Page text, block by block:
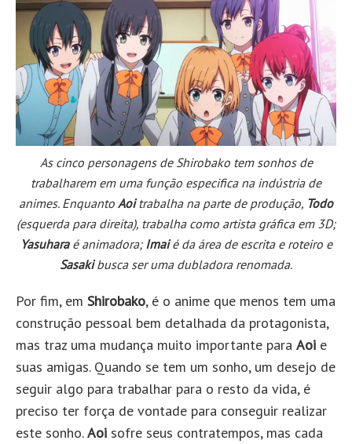
As cinco personagens de Shirobako tem sonhos de
trabalharem em uma função especifica na indústria de
animes. Enquanto Aoitrabalha na parte de produção, Todo
(esquerda para direita), trabalha como artista gráfica em 3D;
Yasuharaé animadora;Imaié da área de escrita e roteiro e
Sasakibusca ser uma dubladora renomada.
Por fim, em Shirobako, é o anime que menos tem uma
construção pessoal bem detalhada da protagonista,
mas traz uma mudança muito importante para Aoi e
suas amigas. Quando se tem um sonho, um desejo de
seguir algo para trabalhar para o resto da vida, é
preciso ter força de vontade para conseguir realizar
este sonho.Aoi sofre seus contratempos, mas cada